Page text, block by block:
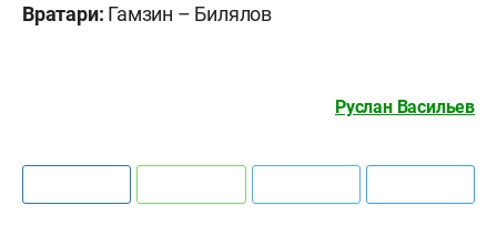
Вратари: Гамзин – Билялов
Руслан Васильев